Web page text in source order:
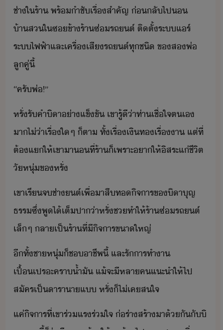
ช่า​ใ​ร้า​ ​พร้​ำชั​เรื่สำคัญ​ ​่​ลั​ไป​​
้าส​ใ​ซ​ข้า​ร้า​ซ่​รถต์​ ​ติตั้​ระ​แร์​ ​
ระ​ไฟฟ้า​และ​เครื่เสี​รถต์​ทุชิ​ ​ข​ส​พ่​
ลูคู่​ี้
“​ครั​พ่​!​”
หรั่​รัคำ​ิา​่าแข็ขั​ ​เขา​รู้ี​่า​ท่า​เชื่ใจ​ตเ​
า​ไ่่า​เรื่​ใๆ​ ​็ตา​ ​ทั้​เรื่​เิท​เรื่​า​ ​แต่​ที่​
ต้​แ​ให้​เขา​า​ที​่​ร้า​็​เพราะ​า​ให้​ิสระ​แ่​ชีิต​
ั​หุ่​ข​หรั่
เขา​เรีจ​ช่า​ต์​เพื่า​สืท​ิจาร​ข​ิา​ุญ
ธรร​ซึ่​พู​ไ้​เต็ปา​่า​หรั่​ช​ทำให้​ร้า​ซ่​รถต์​
เล็​ๆ​ ​ลาเป็​ร้า​ที่​ี​ิจาร​ขาใหญ่
ีทั้​ชาหุ่​็​ช​าชีพ​ี้​ ​และ​รัาร​ทำา​
เปื้เประ​ครา​้ำั​ ​แ้​จะ​ี​หลา​คแะำ​ให้​ไป​
สัคร​เป็​ารา​าแ​ ​หรั่​็​ไ่เค​สใจ
แค่​ิจาร​ที่​เขา​ร่แรร่ใจ​ ​่​ร่า​สร้า​า​้​ั​ั​ิ​